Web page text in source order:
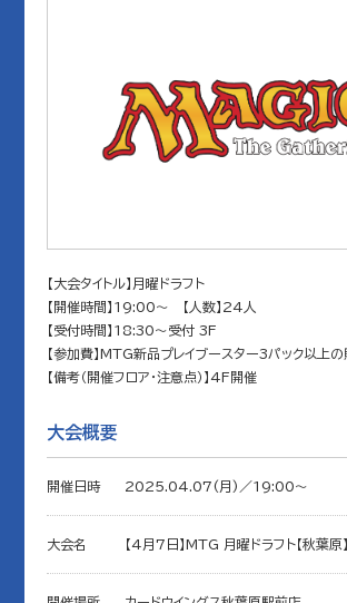
【大会タイトル】月曜ドラフト
【開催時間】19:00～ 【人数】24人
【受付時間】18:30～受付 3F
【参加費】MTG新品プレイブースター3パック以上の
【備考（開催フロア・注意点）】4F開催
大会概要
開催日時 2025.04.07(月)／19:00〜
大会名 【4月7日】MTG 月曜ドラフト【秋葉原】